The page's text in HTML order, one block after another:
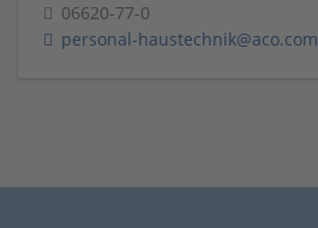
06620-77-0
personal-haustechnik@aco.com